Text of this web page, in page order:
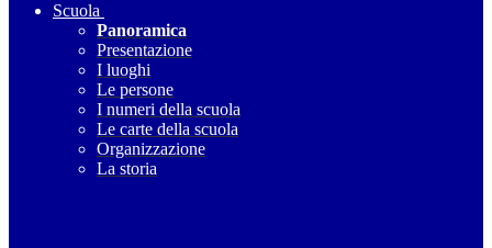
Scuola
Panoramica
Presentazione
I luoghi
Le persone
I numeri della scuola
Le carte della scuola
Organizzazione
La storia